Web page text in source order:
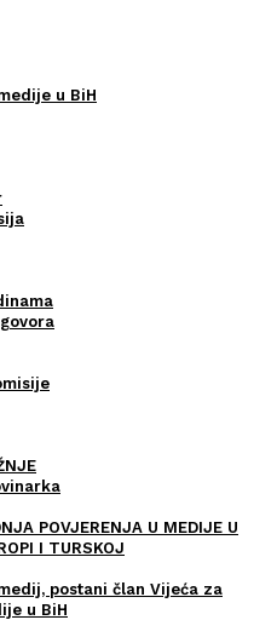
u BiH
POVJERENJA U MEDIJE U
I TURSKOJ
postani član Vijeća za
u BiH